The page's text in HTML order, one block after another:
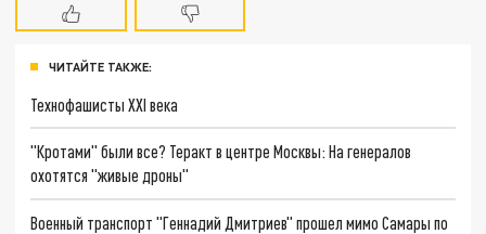
ЧИТАЙТЕ ТАКЖЕ:
Технофашисты XXI века
"Кротами" были все? Теракт в центре Москвы: На генералов
охотятся "живые дроны"
Военный транспорт "Геннадий Дмитриев" прошел мимо Самары по